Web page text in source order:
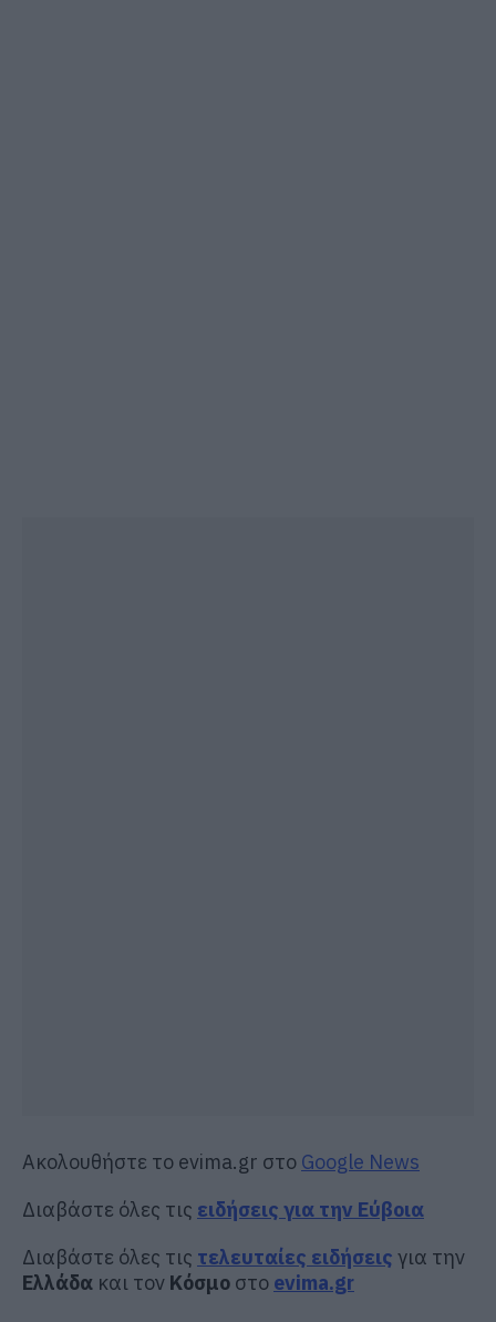
Ακολουθήστε το evima.gr στο Google News
Διαβάστε όλες τις ειδήσεις για την Εύβοια
Διαβάστε όλες τις τελευταίες ειδήσεις για την
Ελλάδα και τον Κόσμο στο evima.gr